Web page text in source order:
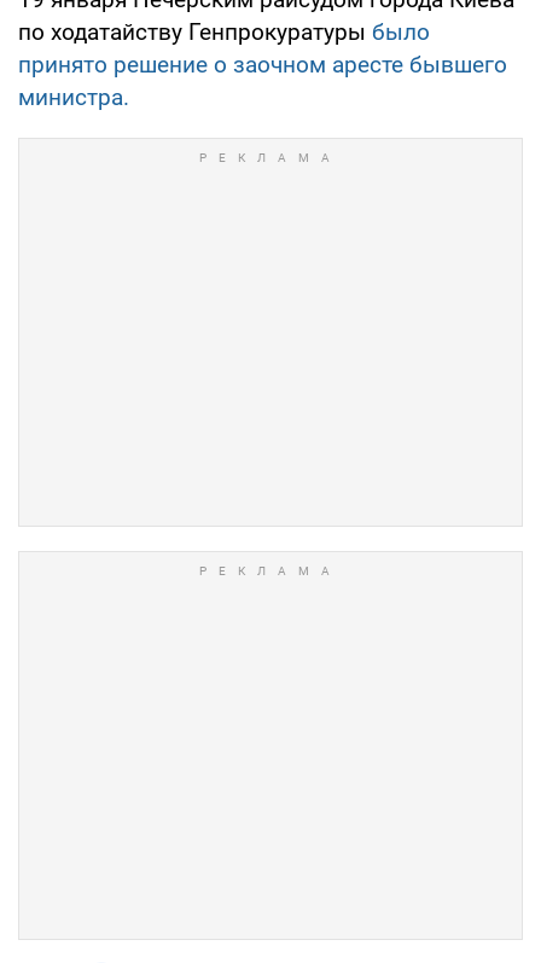
по ходатайству Генпрокуратуры было
принято решение о заочном аресте бывшего
министра.